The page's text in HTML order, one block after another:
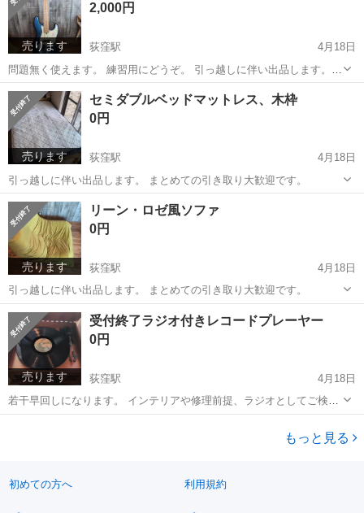
売ります
2,000円
荻窪駅
4月18日
問題無く使えます。 練習用にどうぞ。 引っ越しに伴い出品します。
まとめてのお取引大歓迎です。
東京 杉並区 荻窪駅 弦楽器、ギター バッカス
売ります
セミダブルベッドマットレス、木枠
0円
荻窪駅
4月18日
引っ越しに伴い出品します。 まとめての引き取り大歓迎です。
東京 杉並区 ベッド
セミダブルベッドマットレス
売ります
リーン・ロゼ風ソファ
0円
荻窪駅
4月18日
引っ越しに伴い出品します。 まとめての引き取り大歓迎です。
東京 杉並区 荻窪駅 ソファ
売ります
受付終了ラジオ付きレコードプレーヤー
0円
荻窪駅
4月18日
若干早回しになります。 インテリアや修理前提、ラジオとしてご検討
下さい。 引っ越しに伴い出品します。 まとめての引き取り大歓迎で
もっと見る
初めての方へ 利用規約